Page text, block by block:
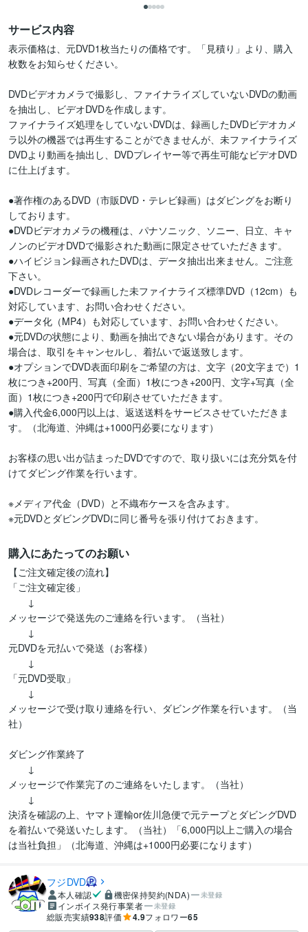
サービス内容
表示価格は、元DVD1枚当たりの価格です。「見積り」より、購入
枚数をお知らせください。
DVDビデオカメラで撮影し、ファイナライズしていないDVDの動画
を抽出し、ビデオDVDを作成します。
ファイナライズ処理をしていないDVDは、録画したDVDビデオカメ
ラ以外の機器では再生することができませんが、未ファイナライズ
DVDより動画を抽出し、DVDプレイヤー等で再生可能なビデオDVD
に仕上げます。
●著作権のあるDVD（市販DVD・テレビ録画）はダビングをお断り
しております。
●DVDビデオカメラの機種は、パナソニック、ソニー、日立、キャ
ノンのビデオDVDで撮影された動画に限定させていただきます。
●ハイビジョン録画されたDVDは、データ抽出出来ません。ご注意
下さい。
●DVDレコーダーで録画した未ファイナライズ標準DVD（12cm）も
対応しています、お問い合わせください。
●データ化（MP4）も対応しています、お問い合わせください。
●元DVDの状態により、動画を抽出できない場合があります。その
場合は、取引をキャンセルし、着払いで返送致します。
●オプションでDVD表面印刷をご希望の方は、文字（20文字まで）1
枚につき+200円、写真（全面）1枚につき+200円、文字+写真（全
面）1枚につき+200円で印刷させていただきます。
●購入代金6,000円以上は、返送送料をサービスさせていただきま
す。（北海道、沖縄は+1000円必要になります）
お客様の思い出が詰まったDVDですので、取り扱いには充分気を付
けてダビング作業を行います。
※メディア代金（DVD）と不織布ケースを含みます。
※元DVDとダビングDVDに同じ番号を張り付けておきます。
購入にあたってのお願い
【ご注文確定後の流れ】
「ご注文確定後」
↓
メッセージで発送先のご連絡を行います。（当社）
↓
元DVDを元払いで発送（お客様）
↓
「元DVD受取」
↓
メッセージで受け取り連絡を行い、ダビング作業を行います。（当
社）
ダビング作業終了
↓
メッセージで作業完了のご連絡をいたします。（当社）
↓
決済を確認の上、ヤマト運輸or佐川急便で元テープとダビングDVD
を着払いで発送いたします。（当社）「6,000円以上ご購入の場合
は当社負担」（北海道、沖縄は+1000円必要になります）
フジDVD
本人確認 機密保持契約(NDA) 未登録
インボイス発行事業者 未登録
総販売実績938評価 4.9フォロワー65